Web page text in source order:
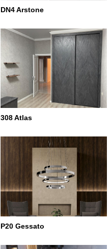
DN4 Arstone
308 Atlas
P20 Gessato